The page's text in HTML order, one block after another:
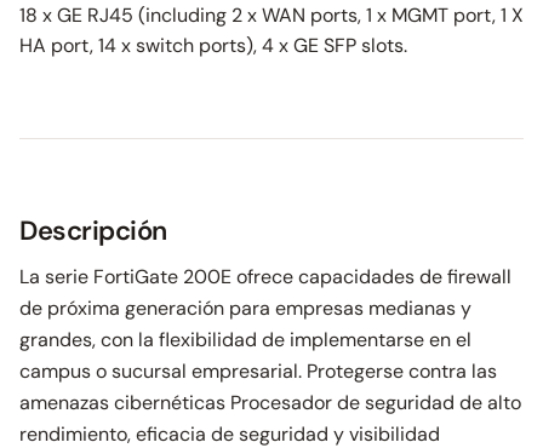
18 x GE RJ45 (including 2 x WAN ports, 1 x MGMT port, 1 X
HA port, 14 x switch ports), 4 x GE SFP slots.
Descripción
La serie FortiGate 200E ofrece capacidades de firewall
de próxima generación para empresas medianas y
grandes, con la flexibilidad de implementarse en el
campus o sucursal empresarial. Protegerse contra las
amenazas cibernéticas Procesador de seguridad de alto
rendimiento, eficacia de seguridad y visibilidad